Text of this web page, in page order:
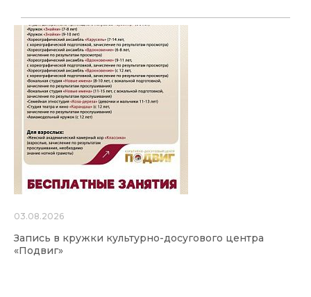
03.08.2026
Запись в кружки культурно-досугового центра
«Подвиг»